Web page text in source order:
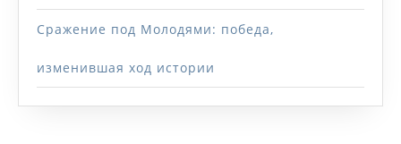
Сражение под Молодями: победа,
изменившая ход истории